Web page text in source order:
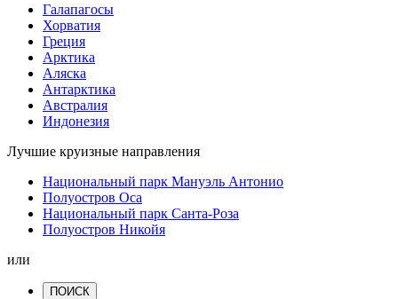
Галапагосы
Хорватия
Греция
Арктика
Аляска
Антарктика
Австралия
Индонезия
Лучшие круизные направления
Национальный парк Мануэль Антонио
Полуостров Оса
Национальный парк Санта-Роза
Полуостров Никойя
или
ПОИСК